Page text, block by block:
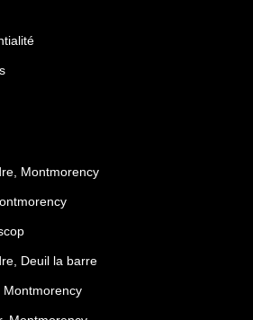
Montmorency
Deuil la barre
Montmorency